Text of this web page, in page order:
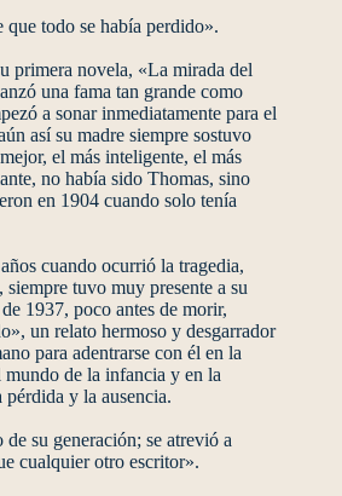
todo se había perdido».
primera novela, «La mirada del
una fama tan grande como
a sonar inmediatamente para el
así su madre siempre sostuvo
el más inteligente, el más
no había sido Thomas, sino
en 1904 cuando solo tenía
cuando ocurrió la tragedia,
tuvo muy presente a su
1937, poco antes de morir,
un relato hermoso y desgarrador
para adentrarse con él en la
mundo de la infancia y en la
y la ausencia.
su generación; se atrevió a
cualquier otro escritor».